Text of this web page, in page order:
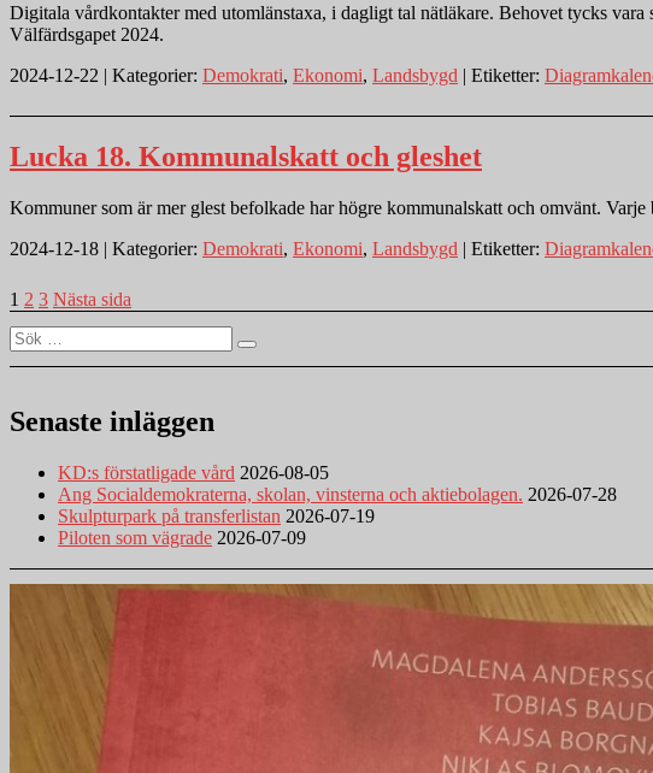
Digitala vårdkontakter med utomlänstaxa, i dagligt tal nätläkare. Behovet tycks
Välfärdsgapet 2024.
2024-12-22 | Kategorier: Demokrati, Ekonomi, Landsbygd | Etiketter:
Lucka 18. Kommunalskatt och gleshet
Kommuner som är mer glest befolkade har högre kommunalskatt och omvänt.
2024-12-18 | Kategorier: Demokrati, Ekonomi, Landsbygd | Etiketter:
Inläggsnavigering
Sida
1 Sida
2 Sida
3 Nästa sida
Sök
efter:
Sök
Senaste inläggen
KD:s förstatligade vård 2026-08-05
Ang Socialdemokraterna, skolan, vinsterna och aktiebolagen. 2026-07-28
Skulpturpark på transferlistan 2026-07-19
Piloten som vägrade 2026-07-09